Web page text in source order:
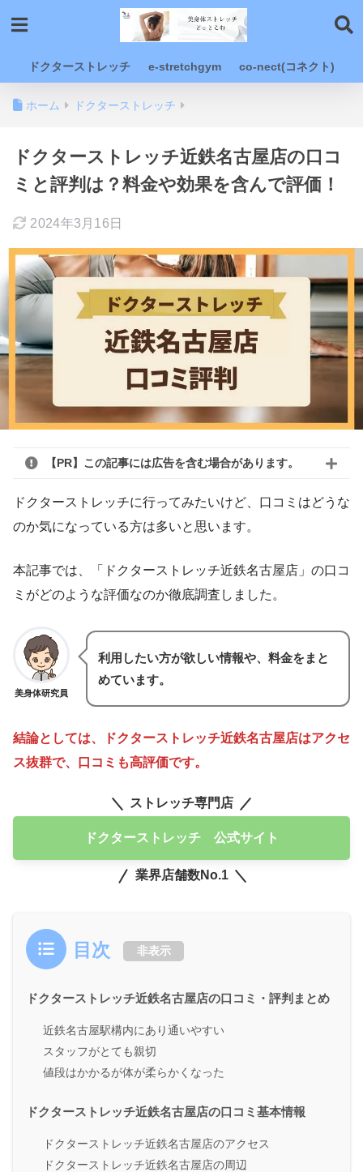
ドクターストレッチ e-stretchgym co-nect(コネクト)
ホーム ドクターストレッチ
ドクターストレッチ近鉄名古屋店の口コ
ミと評判は？料金や効果を含んで評価！
2024年3月16日
【PR】この記事には広告を含む場合があります。
ドクターストレッチに行ってみたいけど、口コミはどうな
のか気になっている方は多いと思います。
本記事では、「ドクターストレッチ近鉄名古屋店」の口コ
ミがどのような評価なのか徹底調査しました。
美身体研究員
利用したい方が欲しい情報や、料金をまと
めています。
結論としては、ドクターストレッチ近鉄名古屋店はアクセ
ス抜群で、口コミも高評価です。
ストレッチ専門店
ドクターストレッチ 公式サイト
業界店舗数No.1
目次 非表示
ドクターストレッチ近鉄名古屋店の口コミ・評判まとめ
近鉄名古屋駅構内にあり通いやすい
スタッフがとても親切
値段はかかるが体が柔らかくなった
ドクターストレッチ近鉄名古屋店の口コミ基本情報
ドクターストレッチ近鉄名古屋店のアクセス
ドクターストレッチ近鉄名古屋店の周辺